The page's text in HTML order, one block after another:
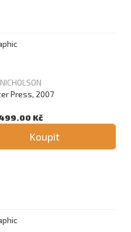
Press, 2007
Kč
Koupit